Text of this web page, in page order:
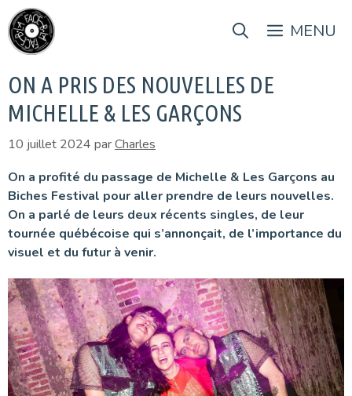
Aller
au
contenu
MENU
ON A PRIS DES NOUVELLES DE
MICHELLE & LES GARÇONS
10 juillet 2024 parCharles
On a profité du passage de Michelle & Les Garçons au
Biches Festival pour aller prendre de leurs nouvelles.
On a parlé de leurs deux récents singles, de leur
tournée québécoise qui s’annonçait, de l’importance du
visuel et du futur à venir.